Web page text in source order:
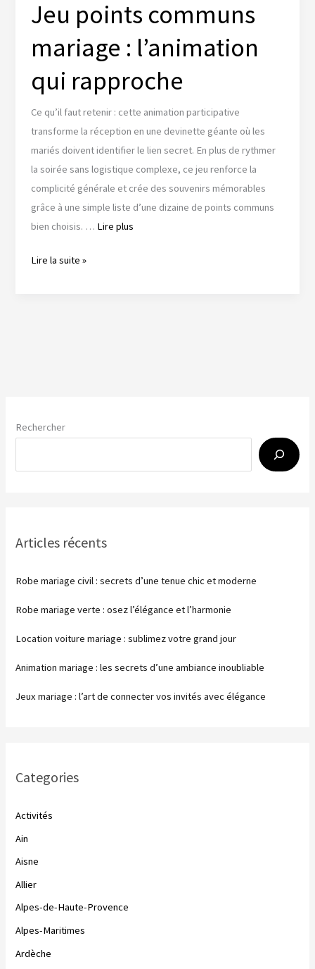
une
parenthèse
intime
Jeu points communs
mariage : l’animation
qui rapproche
Ce qu’il faut retenir : cette animation participative
transforme la réception en une devinette géante où les
mariés doivent identifier le lien secret. En plus de rythmer
la soirée sans logistique complexe, ce jeu renforce la
complicité générale et crée des souvenirs mémorables
grâce à une simple liste d’une dizaine de points communs
bien choisis. … Lire plus
Jeu
Lire la suite »
Rechercher
Articles récents
Robe mariage civil : secrets d’une tenue chic et moderne
Robe mariage verte : osez l’élégance et l’harmonie
Location voiture mariage : sublimez votre grand jour
Animation mariage : les secrets d’une ambiance inoubliable
Jeux mariage : l’art de connecter vos invités avec élégance
Categories
Activités
Ain
Aisne
Allier
Alpes-de-Haute-Provence
Alpes-Maritimes
Ardèche